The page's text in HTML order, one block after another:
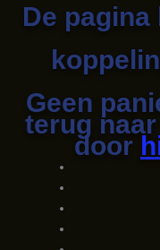
De
Geen
terug
door